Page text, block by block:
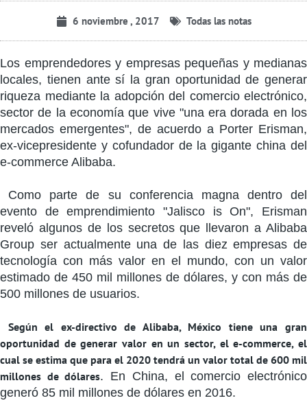
6 noviembre , 2017 Todas las notas
Los emprendedores y empresas pequeñas y medianas
locales, tienen ante sí la gran oportunidad de generar
riqueza mediante la adopción del comercio electrónico,
sector de la economía que vive "una era dorada en los
mercados emergentes", de acuerdo a Porter Erisman,
ex-vicepresidente y cofundador de la gigante china del
e-commerce Alibaba.
Como parte de su conferencia magna dentro del
evento de emprendimiento "Jalisco is On", Erisman
reveló algunos de los secretos que llevaron a Alibaba
Group ser actualmente una de las diez empresas de
tecnología con más valor en el mundo, con un valor
estimado de 450 mil millones de dólares, y con más de
500 millones de usuarios.
Según el ex-directivo de Alibaba, México tiene una gran
oportunidad de generar valor en un sector, el e-commerce, el
cual se estima que para el 2020 tendrá un valor total de 600 mil
millones de dólares. En China, el comercio electrónico
generó 85 mil millones de dólares en 2016.